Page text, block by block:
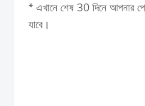
* এখানে শেষ 30 দিনে আপনার
যাবে।